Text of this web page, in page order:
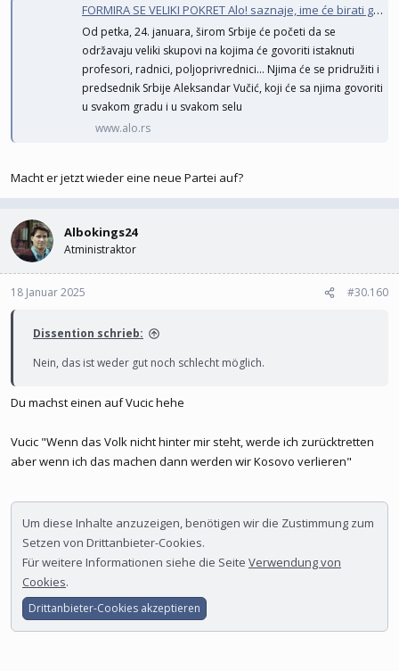
FORMIRA SE VELIKI POKRET Alo! saznaje, ime će birati građani do Vidovdana, Vučić razgovara sa narodom na skupovima širom zemlje!
Od petka, 24. januara, širom Srbije će početi da se održavaju veliki
skupovi na kojima će govoriti istaknuti profesori, radnici,
poljoprivrednici... Njima će se pridružiti i predsednik Srbije
Aleksandar Vučić, koji će sa njima govoriti u svakom gradu i u svakom
Macht er jetzt wieder eine neue Partei auf?
Albokings24
Atministraktor
18 Januar 2025 #30.160
Dissention schrieb:
Nein, das ist weder gut noch schlecht möglich.
Du machst einen auf Vucic hehe
Vucic "Wenn das Volk nicht hinter mir steht, werde ich zurücktretten
aber wenn ich das machen dann werden wir Kosovo verlieren"
Um diese Inhalte anzuzeigen, benötigen wir die Zustimmung zum
Setzen von Drittanbieter-Cookies.
Für weitere Informationen siehe die Seite Verwendung von
Cookies.
Drittanbieter-Cookies akzeptieren